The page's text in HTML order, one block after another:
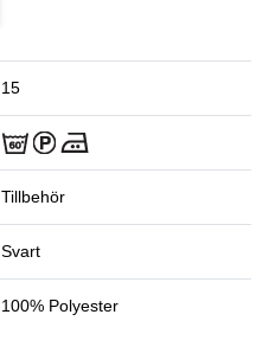
15
Tillbehör
Svart
100% Polyester